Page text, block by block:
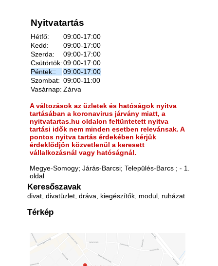
Nyitvatartás
Hétfő:
09:00-17:00
Kedd:
09:00-17:00
Szerda:
09:00-17:00
Csütörtök:09:00-17:00
Péntek::
09:00-17:00
Szombat: 09:00-11:00
Vasárnap: Zárva
A változások az üzletek és hatóságok nyitva
tartásában a koronavirus járvány miatt, a
nyitvatartas.hu oldalon feltüntetett nyitva
tartási idők nem minden esetben relevánsak. A
pontos nyitva tartás érdekében kérjük
érdeklődjön közvetlenül a keresett
vállalkozásnál vagy hatóságnál.
Megye-Somogy; Járás-Barcsi; Település-Barcs ; - 1.
oldal
Keresőszavak
divat, divatüzlet, dráva, kiegészítők, modul, ruházat
Térkép